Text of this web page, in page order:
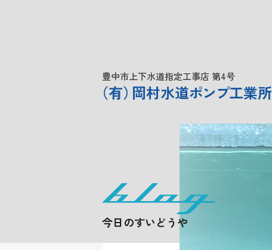
豊中市上下水道指定工事店 第4号
（有） 岡村水道ポンプ工業所
今日のすいどうや